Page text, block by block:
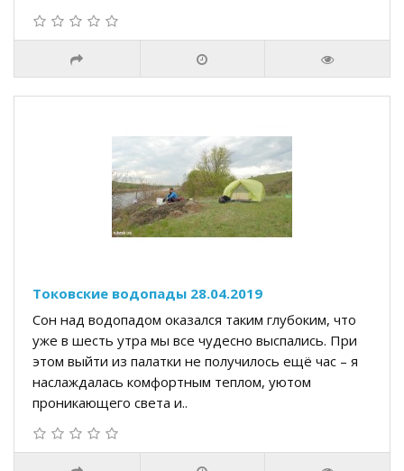
Токовские водопады 28.04.2019
Сон над водопадом оказался таким глубоким, что
уже в шесть утра мы все чудесно выспались. При
этом выйти из палатки не получилось ещё час – я
наслаждалась комфортным теплом, уютом
проникающего света и..